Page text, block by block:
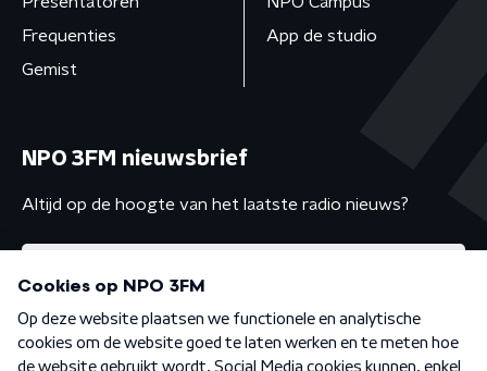
Frequenties
Gemist
App de studio
NPO 3FM nieuwsbrief
Altijd op de hoogte van het laatste radio nieuws?